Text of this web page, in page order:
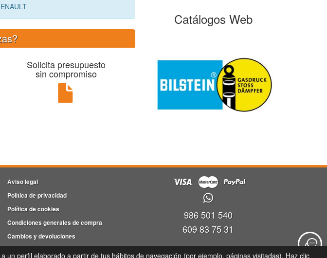
Solicita presupuesto
sin compromiso
Catálogos Web
Aviso legal
Política de privacidad
Política de cookies
Condiciones generales de compra
Cambios y devoluciones
986 501 540
609 83 75 31
perfil elaborado a partir de tus hábitos de navegación (por ejemplo, páginas visitadas). Haz clic